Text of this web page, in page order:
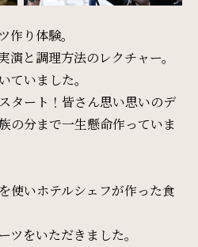
会社概要
作り体験。
演と調理方法のレクチャー。
ていました。
タート！皆さん思い思いのデ
の分まで一生懸命作っていま
使いホテルシェフが作った食
をいただきました。